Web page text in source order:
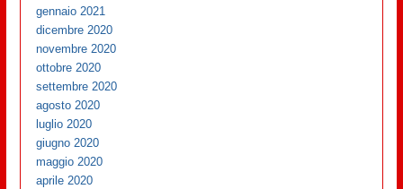
gennaio 2021
dicembre 2020
novembre 2020
ottobre 2020
settembre 2020
agosto 2020
luglio 2020
giugno 2020
maggio 2020
aprile 2020